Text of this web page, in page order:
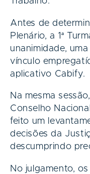
Antes de
Plenário, a 1ª
unanimidade,
vínculo
aplicativo Cabify.
Na mesma
Conselho
feito um
decisões da
descumprindo
No julgamento,